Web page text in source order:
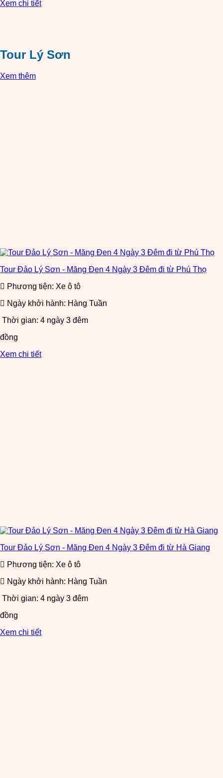
Xem chi tiết
Tour Lý Sơn
Xem thêm
Tour Đảo Lý Sơn - Măng Đen 4 Ngày 3 Đêm đi từ Phú Thọ
Phương tiện: Xe ô tô
Ngày khởi hành: Hàng Tuần
Thời gian: 4 ngày 3 đêm
đồng
Xem chi tiết
Tour Đảo Lý Sơn - Măng Đen 4 Ngày 3 Đêm đi từ Hà Giang
Phương tiện: Xe ô tô
Ngày khởi hành: Hàng Tuần
Thời gian: 4 ngày 3 đêm
đồng
Xem chi tiết